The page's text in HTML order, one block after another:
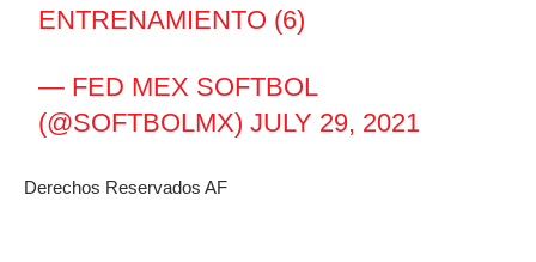
ENTRENAMIENTO (6)
— FED MEX SOFTBOL
(@SOFTBOLMX)JULY 29, 2021
Derechos Reservados AF